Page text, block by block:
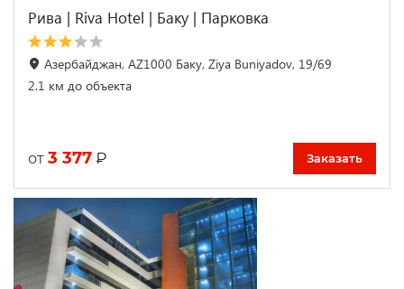
Рива | Riva Hotel | Баку | Парковка
Азербайджан, AZ1000 Баку, Ziya Buniyadov, 19/69
2.1 км до объекта
от 3 377 ₽ Заказать